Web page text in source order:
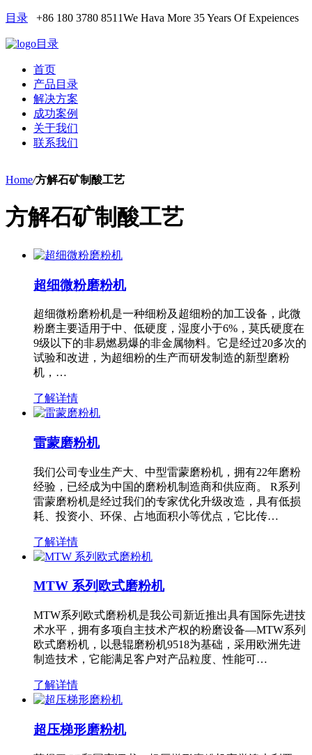
目录 +86 180 3780 8511We Hava More 35 Years Of Expeiences
目录
首页
产品目录
解决方案
成功案例
关于我们
联系我们
Home/方解石矿制酸工艺
方解石矿制酸工艺
超细微粉磨粉机
超细微粉磨粉机是一种细粉及超细粉的加工设备，此微
粉磨主要适用于中、低硬度，湿度小于6%，莫氏硬度在
9级以下的非易燃易爆的非金属物料。它是经过20多次的
试验和改进，为超细粉的生产而研发制造的新型磨粉
机，…
了解详情
雷蒙磨粉机
我们公司专业生产大、中型雷蒙磨粉机，拥有22年磨粉
经验，已经成为中国的磨粉机制造商和供应商。 R系列
雷蒙磨粉机是经过我们的专家优化升级改造，具有低损
耗、投资小、环保、占地面积小等优点，它比传…
了解详情
MTW 系列欧式磨粉机
MTW系列欧式磨粉机是我公司新近推出具有国际先进技
术水平，拥有多项自主技术产权的粉磨设备—MTW系列
欧式磨粉机，以悬辊磨粉机9518为基础，采用欧洲先进
制造技术，它能满足客户对产品粒度、性能可…
了解详情
超压梯形磨粉机